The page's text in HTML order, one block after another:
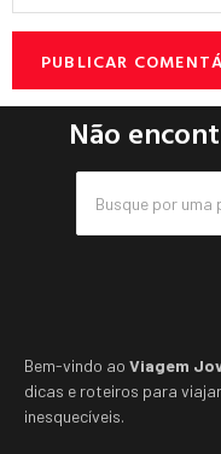
Não
Bem-vindo ao Viagem
dicas e roteiros para
inesquecíveis.